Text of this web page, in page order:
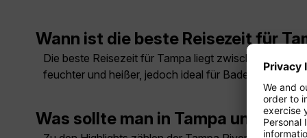
Wann ist die beste Reisezeit für
Die beste Reisezeit für Tampa liegt zwischen
feuchter und heißer, jedoch ideal für Badeurlaub.
Was sollte man in Tampa